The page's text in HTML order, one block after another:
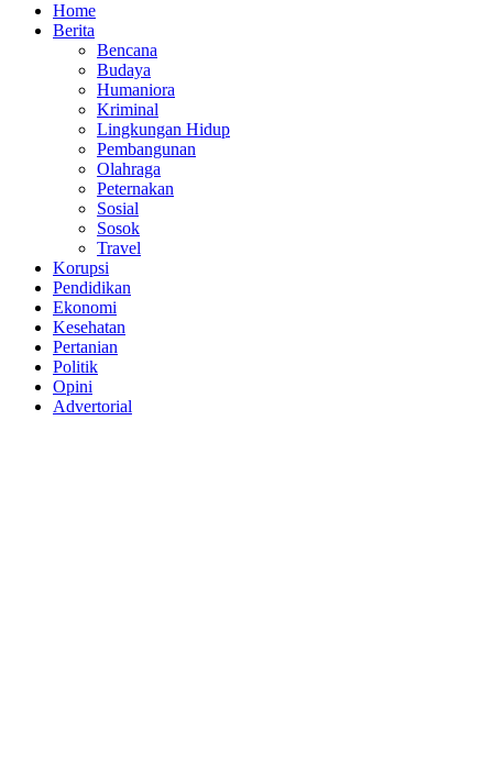
Home
Berita
Bencana
Budaya
Humaniora
Kriminal
Lingkungan Hidup
Pembangunan
Olahraga
Peternakan
Sosial
Sosok
Travel
Korupsi
Pendidikan
Ekonomi
Kesehatan
Pertanian
Politik
Opini
Advertorial